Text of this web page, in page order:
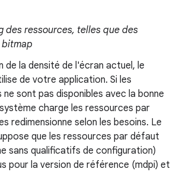
des ressources, telles que des
de la densité de l'écran actuel, le
de votre application. Si les
sont pas disponibles avec la bonne
charge les ressources par
redimensionne selon les besoins. Le
que les ressources par défaut
sans qualificatifs de configuration)
pour la version de référence (mdpi) et